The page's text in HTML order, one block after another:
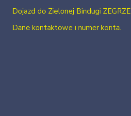
Dojazd do Zielonej Bindugi ZEGRZE
Dane kontaktowe i numer konta.